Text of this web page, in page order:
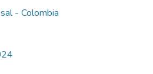
- Colombia